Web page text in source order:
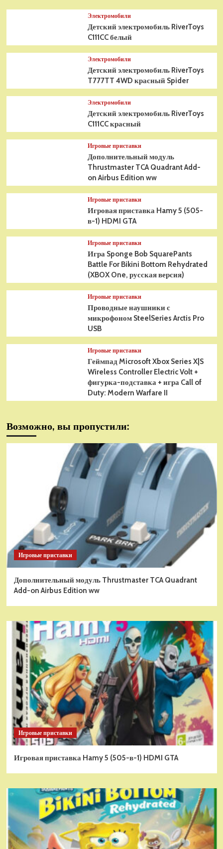
Электромобили
Детский электромобиль RiverToys
C111CC белый
Электромобили
Детский электромобиль RiverToys
T777TT 4WD красный Spider
Электромобили
Детский электромобиль RiverToys
C111CC красный
Игровые приставки
Дополнительный модуль
Thrustmaster TCA Quadrant Add-
on Airbus Edition ww
Игровые приставки
Игровая приставка Hamy 5 (505-
в-1) HDMI GTA
Игровые приставки
Игра Sponge Bob SquarePants
Battle For Bikini Bottom Rehydrated
(XBOX One, русская версия)
Игровые приставки
Проводные наушники с
микрофоном SteelSeries Arctis Pro
USB
Игровые приставки
Геймпад Microsoft Xbox Series X|S
Wireless Controller Electric Volt +
фигурка-подставка + игра Call of
Duty: Modern Warfare II
Возможно, вы пропустили:
Игровые приставки
Дополнительный модуль Thrustmaster TCA Quadrant
Add-on Airbus Edition ww
Игровые приставки
Игровая приставка Hamy 5 (505-в-1) HDMI GTA